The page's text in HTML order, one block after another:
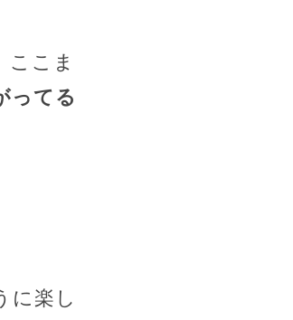
こま
ってる
に楽し